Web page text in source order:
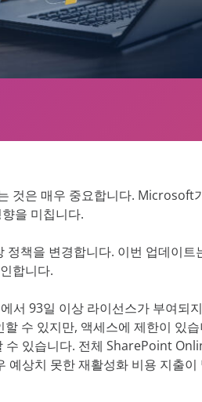
인
것은 매우 중요합니다. Microsoft
을 미칩니다.
책을 변경합니다. 이번 업데이트
합니다.
서 93일 이상 라이선스가 부여되
수 있지만, 액세스에 제한이 있
수 있습니다. 전체 SharePoint
예상치 못한 재활성화 비용 지출이